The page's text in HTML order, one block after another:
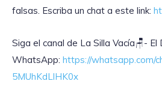
falsas. Escriba un chat a este link:
‎Siga el canal de La Silla Vacía🪑-
WhatsApp: https://whatsapp.com/
5MUhKdLlHK0x